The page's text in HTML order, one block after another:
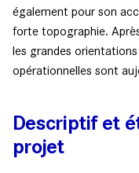
également pour son
forte topographie.
les grandes
opérationnelles sont
Descriptif et
projet